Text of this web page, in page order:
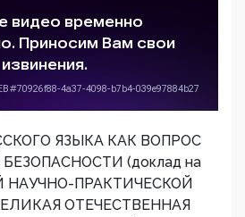
ЯЗЫКА КАК ВОПРОС
(доклад на
НАУЧНО-ПРАКТИЧЕСКОЙ
ОТЕЧЕСТВЕННАЯ